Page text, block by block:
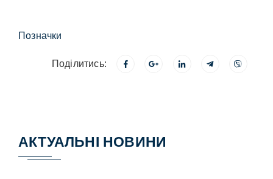
Позначки
Поділитись:
АКТУАЛЬНІ НОВИНИ